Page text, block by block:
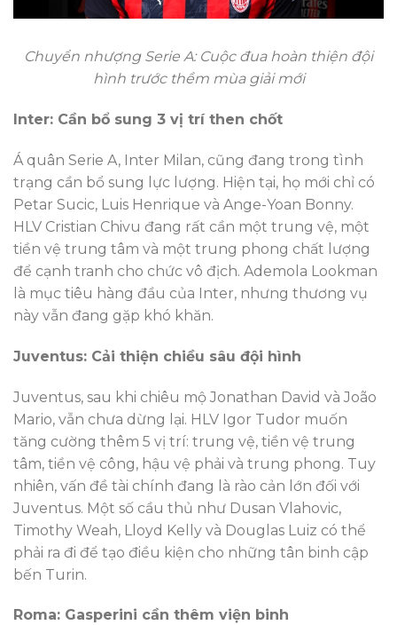
Chuyển nhượng Serie A: Cuộc đua hoàn thiện đội
hình trước thềm mùa giải mới
Inter: Cần bổ sung 3 vị trí then chốt
Á quân Serie A, Inter Milan, cũng đang trong tình
trạng cần bổ sung lực lượng. Hiện tại, họ mới chỉ có
Petar Sucic, Luis Henrique và Ange-Yoan Bonny.
HLV Cristian Chivu đang rất cần một trung vệ, một
tiền vệ trung tâm và một trung phong chất lượng
để cạnh tranh cho chức vô địch. Ademola Lookman
là mục tiêu hàng đầu của Inter, nhưng thương vụ
này vẫn đang gặp khó khăn.
Juventus: Cải thiện chiều sâu đội hình
Juventus, sau khi chiêu mộ Jonathan David và João
Mario, vẫn chưa dừng lại. HLV Igor Tudor muốn
tăng cường thêm 5 vị trí: trung vệ, tiền vệ trung
tâm, tiền vệ công, hậu vệ phải và trung phong. Tuy
nhiên, vấn đề tài chính đang là rào cản lớn đối với
Juventus. Một số cầu thủ như Dusan Vlahovic,
Timothy Weah, Lloyd Kelly và Douglas Luiz có thể
phải ra đi để tạo điều kiện cho những tân binh cập
bến Turin.
Roma: Gasperini cần thêm viện binh